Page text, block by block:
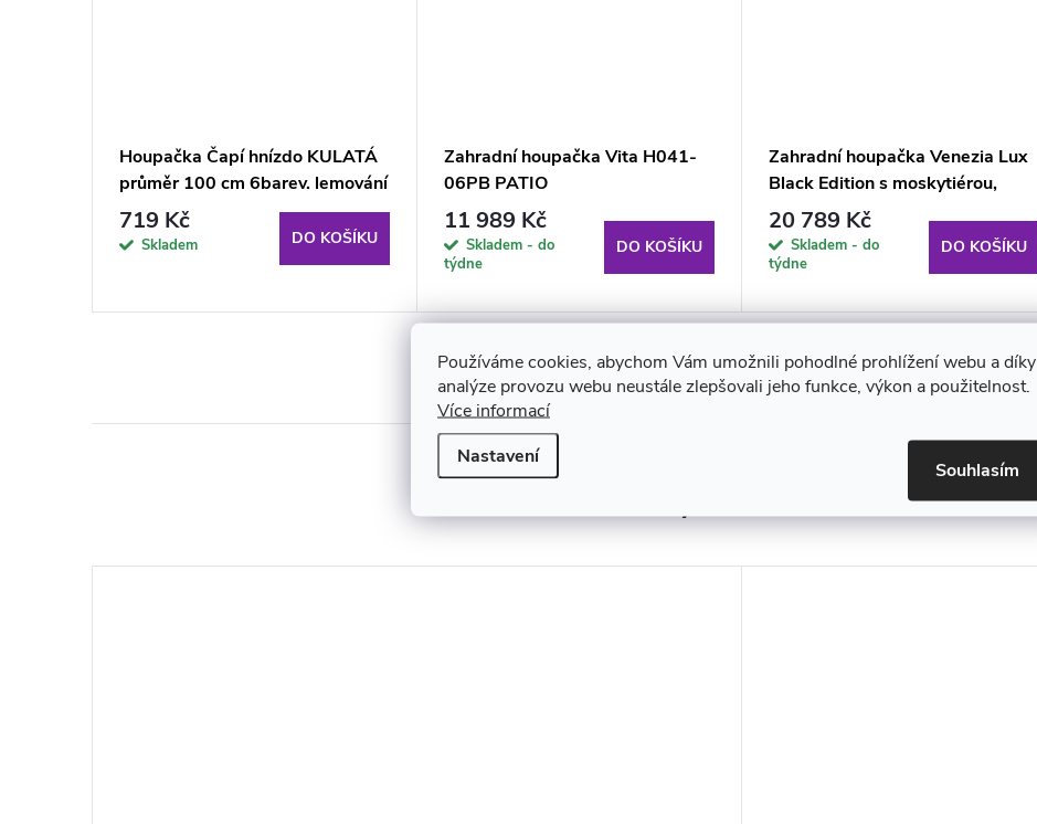
Používáme cookies, abychom Vám umožnili pohodlné prohlížení webu a díky
analýze provozu webu neustále zlepšovali jeho funkce, výkon a použitelnost.
Více informací
Nastavení
Souhlasím
Houpačka Čapí hnízdo KULATÁ
průměr 100 cm 6barev. lemování
719 Kč
Skladem DO KOŠÍKU
Zahradní houpačka Vita H041-
06PB PATIO
11 989 Kč
Skladem - do
týdne
DO KOŠÍKU
Zahradní houpačka Venezia Lux
Black Edition s moskytiérou,
polštářky a bočními stolky G052-
23IB PATIO
20 789 Kč
Skladem - do
týdne
DO KOŠÍKU